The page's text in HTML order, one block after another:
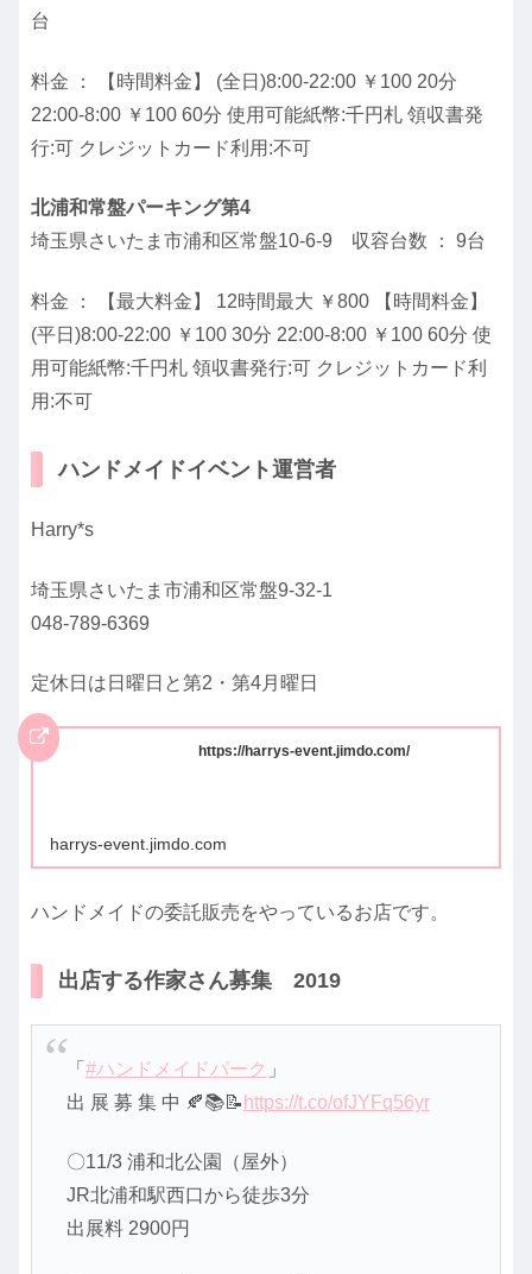
台
料金 ： 【時間料金】 (全日)8:00-22:00 ￥100 20分
22:00-8:00 ￥100 60分 使用可能紙幣:千円札 領収書発
行:可 クレジットカード利用:不可
北浦和常盤パーキング第4
埼玉県さいたま市浦和区常盤10-6-9 収容台数 ： 9台
料金 ： 【最大料金】 12時間最大 ￥800 【時間料金】
(平日)8:00-22:00 ￥100 30分 22:00-8:00 ￥100 60分 使
用可能紙幣:千円札 領収書発行:可 クレジットカード利
用:不可
ハンドメイドイベント運営者
Harry*s
埼玉県さいたま市浦和区常盤9-32-1
048-789-6369
定休日は日曜日と第2・第4月曜日
https://harrys-event.jimdo.com/
harrys-event.jimdo.com
ハンドメイドの委託販売をやっているお店です。
出店する作家さん募集 2019
「 #ハンドメイドパーク 」
出 展 募 集 中 🍂📚📝 https://t.co/ofJYFq56yr
〇11/3 浦和北公園（屋外）
JR北浦和駅西口から徒歩3分
出展料 2900円